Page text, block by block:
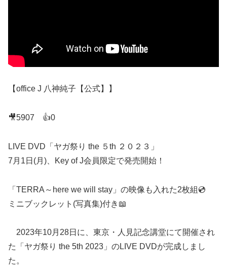
【office J 八神純子【公式】】
🎥5907 👍0
LIVE DVD「ヤガ祭り the ５th ２０２３」
7月1日(月)、Key of J会員限定で発売開始！
「TERRA～here we will stay」の映像も入れた2枚組💿
ミニブックレット(写真集)付き📖
2023年10月28日に、東京・人見記念講堂にて開催され
た「ヤガ祭り the 5th 2023」のLIVE DVDが完成しまし
た。